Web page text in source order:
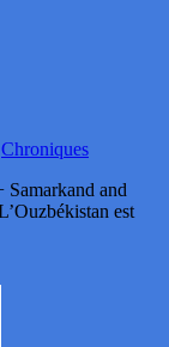
Chroniques
and
est